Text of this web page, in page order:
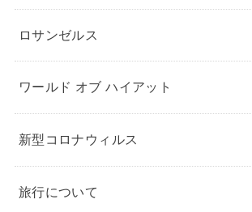
ロサンゼルス
ワールド オブ ハイアット
新型コロナウィルス
旅行について